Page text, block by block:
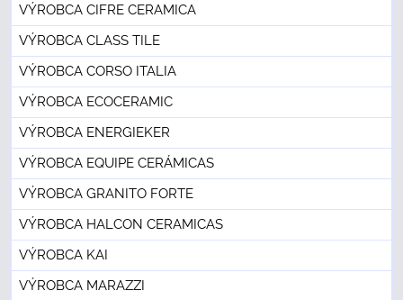
VÝROBCA CIFRE CERAMICA
VÝROBCA CLASS TILE
VÝROBCA CORSO ITALIA
VÝROBCA ECOCERAMIC
VÝROBCA ENERGIEKER
VÝROBCA EQUIPE CERÁMICAS
VÝROBCA GRANITO FORTE
VÝROBCA HALCON CERAMICAS
VÝROBCA KAI
VÝROBCA MARAZZI